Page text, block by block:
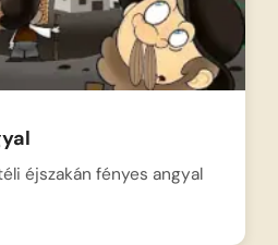
éjszakán fényes angyal